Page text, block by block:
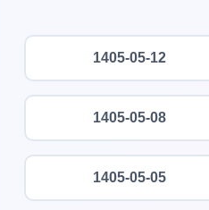
1405-05-12
1405-05-08
1405-05-05